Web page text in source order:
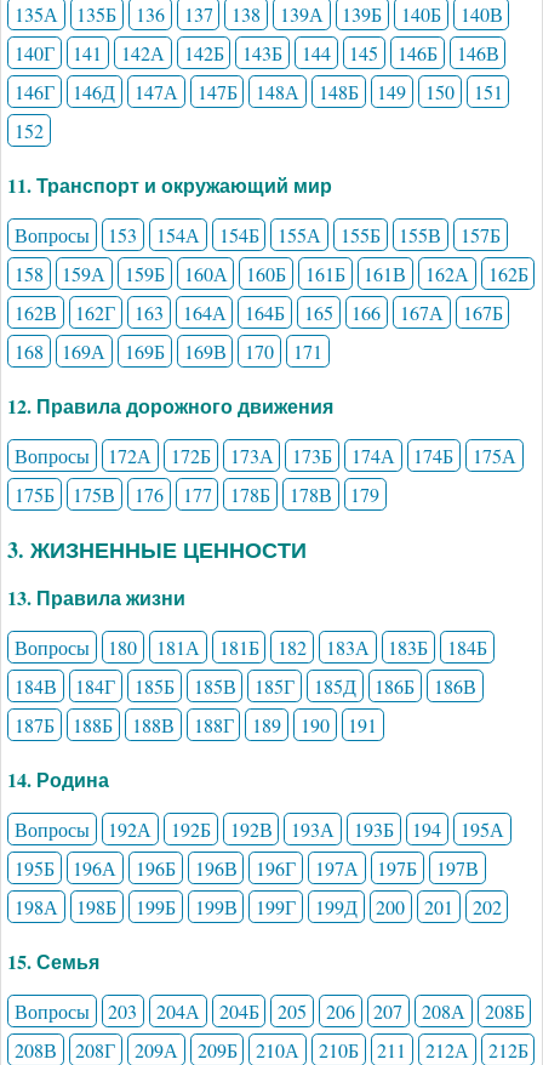
135А
135Б 136 137 138 139А 139Б 140Б
140В
140Г
141 142А 142Б 143Б 144 145 146Б
146В
146Г
146Д 147А 147Б 148А 148Б 149 150
151
152
11. Транспорт и окружающий мир
Вопросы 153 154А 154Б 155А 155Б 155В
157Б
158
159А 159Б 160А 160Б 161Б 161В 162А
162Б
162В
162Г 163 164А 164Б 165 166 167А
167Б
168
169А 169Б 169В 170 171
12. Правила дорожного движения
Вопросы 172А 172Б 173А 173Б 174А 174Б
175А
175Б
175В 176 177 178Б 178В 179
3. ЖИЗНЕННЫЕ ЦЕННОСТИ
13. Правила жизни
Вопросы 180 181А 181Б 182 183А 183Б
184Б
184В
184Г 185Б 185В 185Г 185Д 186Б
186В
187Б
188Б 188В 188Г 189 190 191
14. Родина
Вопросы 192А 192Б 192В 193А 193Б 194
195А
195Б
196А 196Б 196В 196Г 197А 197Б
197В
198А
198Б 199Б 199В 199Г 199Д 200 201 202
15. Семья
Вопросы 203 204А 204Б 205 206 207 208А
208Б
208В
208Г 209А 209Б 210А 210Б 211 212А
212Б